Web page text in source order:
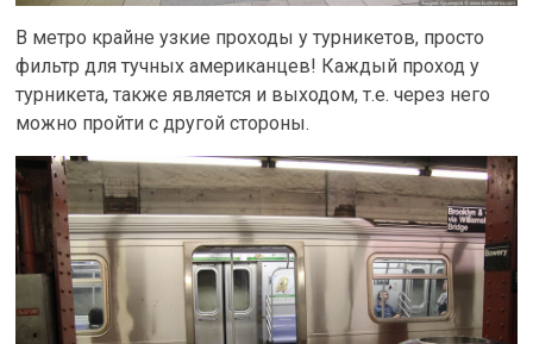
В метро крайне узкие проходы у турникетов, просто
фильтр для тучных американцев! Каждый проход у
турникета, также является и выходом, т.е. через него
можно пройти с другой стороны.